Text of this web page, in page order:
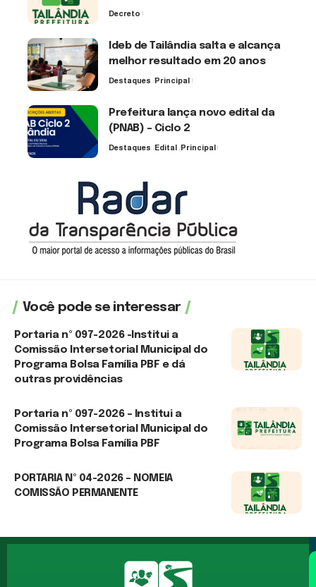
Decreto
Ideb de Tailândia salta e alcança
melhor resultado em 20 anos
Destaques Principal
Prefeitura lança novo edital da
(PNAB) – Ciclo 2
Destaques Edital Principal
Você pode se interessar
Portaria nº 097-2026 -Institui a
Comissão Intersetorial Municipal do
Programa Bolsa Família PBF e dá
outras providências
Portaria nº 097-2026 – Institui a
Comissão Intersetorial Municipal do
Programa Bolsa Família PBF
PORTARIA Nº 04-2026 – NOMEIA
COMISSÃO PERMANENTE